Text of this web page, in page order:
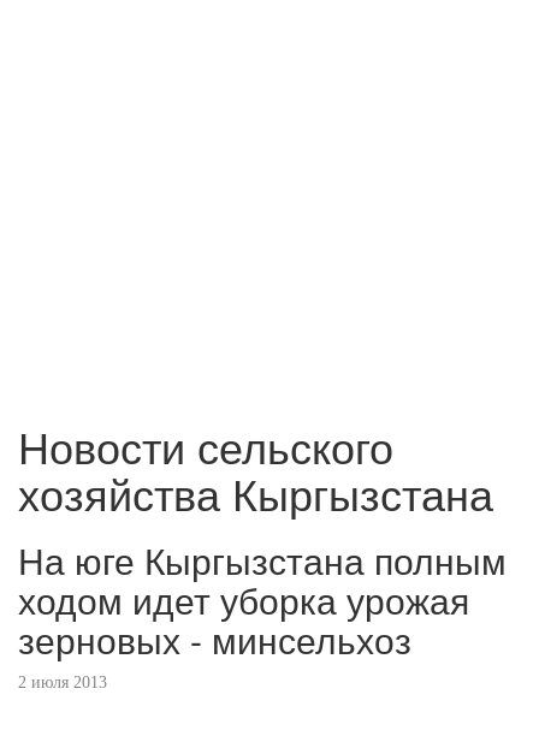
Новости сельского
хозяйства Кыргызстана
На юге Кыргызстана полным
ходом идет уборка урожая
зерновых - минсельхоз
2 июля 2013